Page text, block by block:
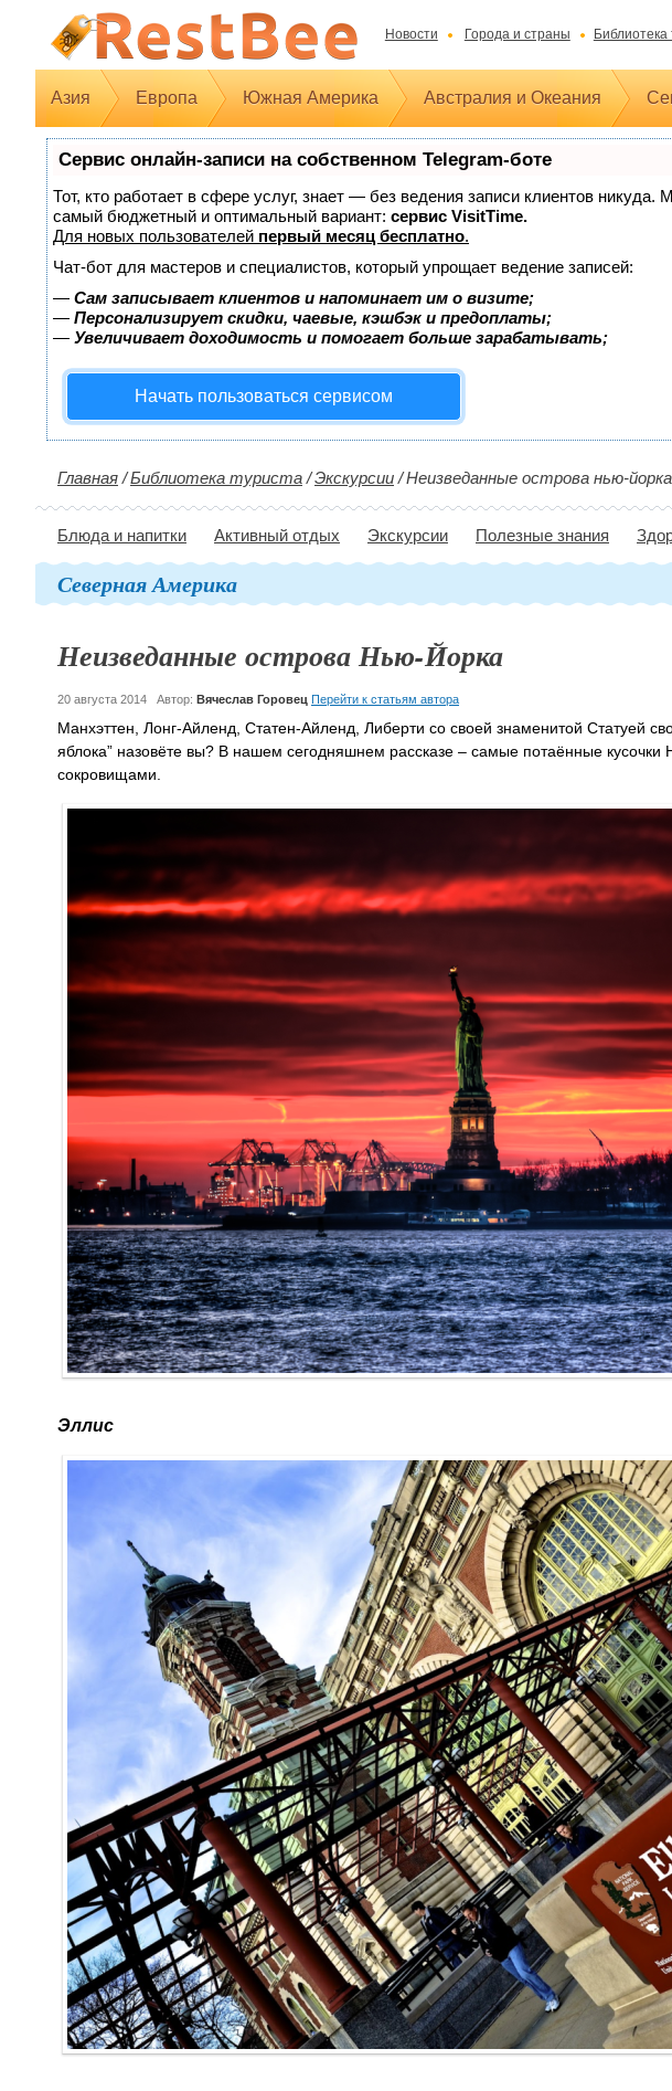
Новости Города и страны Библиотека
Азия Европа Южная Америка Австралия и Океания
Сервис онлайн-записи на собственном Telegram-боте
Тот, кто работает в сфере услуг, знает — без ведения записи клиентов
самый бюджетный и оптимальный вариант: сервис VisitTime.
Для новых пользователей первый месяц бесплатно.
Чат-бот для мастеров и специалистов, который упрощает ведение записей:
— Сам записывает клиентов и напоминает им о визите;
— Персонализирует скидки, чаевые, кэшбэк и предоплаты;
— Увеличивает доходимость и помогает больше зарабатывать;
Начать пользоваться сервисом
Главная /Библиотека туриста /Экскурсии /Неизведанные острова нью-йорка
Блюда и напитки Активный отдых Экскурсии Полезные знания
Северная Америка
Неизведанные острова Нью-Йорка
20 августа 2014 Автор: Вячеслав Горовец Перейти к статьям автора
Манхэттен, Лонг-Айленд, Статен-Айленд, Либерти со своей знаменитой Статуей
яблока” назовёте вы? В нашем сегодняшнем рассказе – самые потаённые кусочки
сокровищами.
Эллис